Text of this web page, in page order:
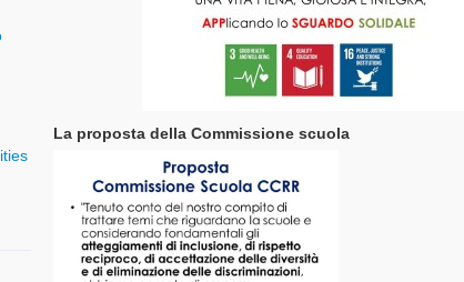
La proposta della Commissione scuola